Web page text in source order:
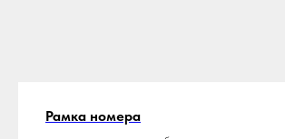
Рамка номера